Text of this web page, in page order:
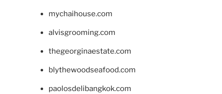
mychaihouse.com
alvisgrooming.com
thegeorginaestate.com
blythewoodseafood.com
paolosdelibangkok.com